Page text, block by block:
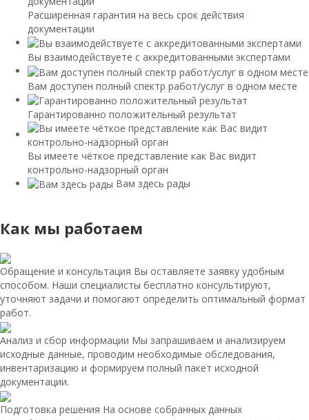
Расширенная гарантия на весь срок действия
документации
Вы взаимодействуете с аккредитованными экспертами
Вам доступен полный спектр работ/услуг в одном месте
Гарантированно положительный результат
Вы имеете чёткое представление как Вас видит
контрольно-надзорный орган
Вам здесь рады
Как мы работаем
Обращение и консультация Вы оставляете заявку удобным
способом. Наши специалисты бесплатно консультируют,
уточняют задачи и помогают определить оптимальный формат
работ.
Анализ и сбор информации Мы запрашиваем и анализируем
исходные данные, проводим необходимые обследования,
инвентаризацию и формируем полный пакет исходной
документации.
Подготовка решения На основе собранных данных